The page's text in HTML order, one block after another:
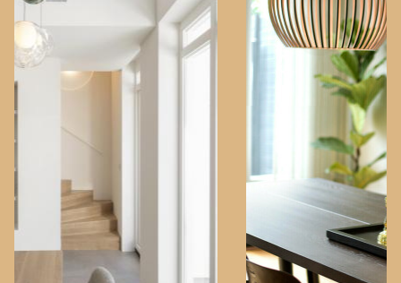
Fotografie: Annette van Esch
ANDERE
PROJECTEN